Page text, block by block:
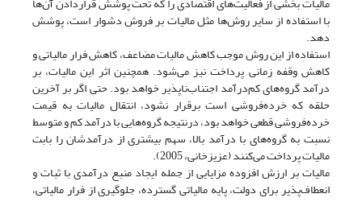
با استفاده از سایر روش‌ها مثل مالیات بر فروش دشوار است، پوشش
دهد.
استفاده از این روش موجب کاهش مالیات مضاعف، کاهش فرار مالیاتی و
کاهش وقفه زمانی پرداخت نیز می‌شود. همچنین اثر این مالیات، بر
درآمد گروه‌های کم‌‌درآمد اجتناب‌ناپذیر خواهد بود. حتی اگر بر آخرین
حلقه که خرده‌فروشی است برقرار نشود، انتقال مالیات به قیمت
خرده‌فروشی قطعی خواهد بود، درنتیجه گروه‌هایی با درآمد کم و متوسط
نسبت به گروه‌های با درآمد بالا، سهم بیشتری از درآمدشان را بابت
مالیات پرداخت می‌کنند (عزیزخانی، 2005).
مالیات بر ارزش افزوده مزایایی از جمله ایجاد منبع درآمدی با ثبات و
انعطاف‌پذیر برای دولت، پایه مالیاتی گسترده، جلوگیری از فرار مالیاتی،